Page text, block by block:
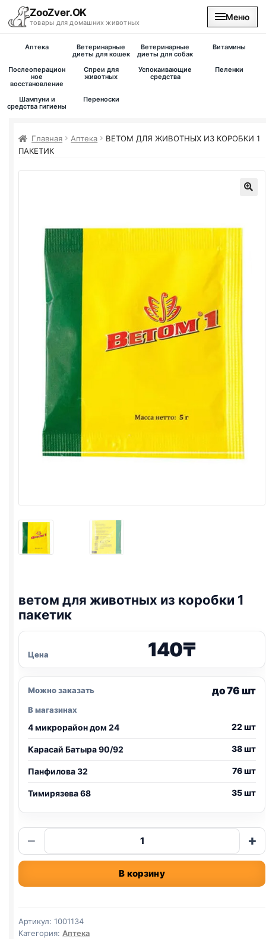
ZooZver.OK
товары для домашних животных
Меню
Каталог
Вакансии
Аптека
Ветеринарные
диеты для кошек
Ветеринарные
диеты для собак
Витамины
Послеоперацион
ное
восстановление
Спреи для
животных
Успокаивающие
средства
Пеленки
Шампуни и
средства гигиены
Переноски
Главная Аптека
ВЕТОМ ДЛЯ ЖИВОТНЫХ ИЗ КОРОБКИ 1
ПАКЕТИК
ветом для животных из коробки 1
пакетик
Цена 140₸
Можно заказать до 76 шт
В магазинах
4 микрорайон дом 24 22 шт
Карасай Батыра 90/92 38 шт
Панфилова 32 76 шт
Тимирязева 68 35 шт
−
Количество
товара
ветом
животных
коробки
1
+
В корзину
Артикул: 1001134
Категория: Аптека